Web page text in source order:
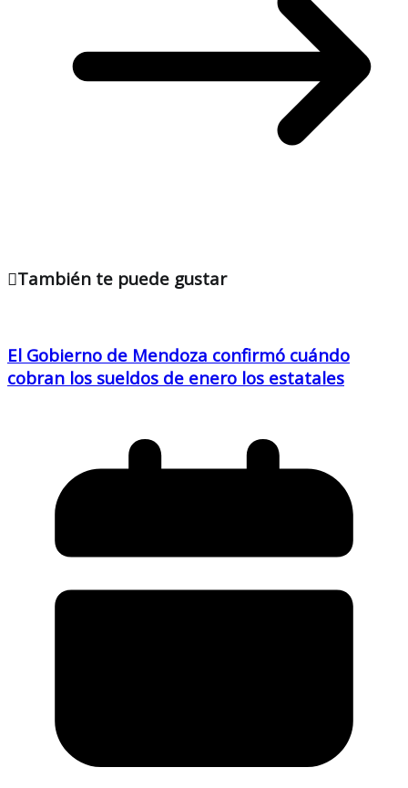
También te puede gustar
El Gobierno de Mendoza confirmó cuándo
cobran los sueldos de enero los estatales